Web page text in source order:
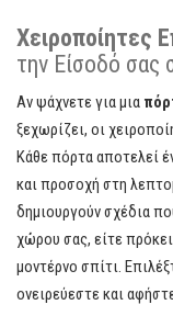
Χειροποίητες
την Είσοδό σας
Αν ψάχνετε για μια
ξεχωρίζει, οι
Κάθε πόρτα αποτελεί
και προσοχή στη
δημιουργούν σχέδια
χώρου σας, είτε
μοντέρνο σπίτι.
ονειρεύεστε και